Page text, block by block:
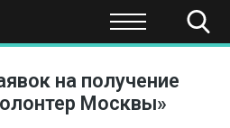
ЭКОНОМИКА НАУКА И
на получение
Москвы»